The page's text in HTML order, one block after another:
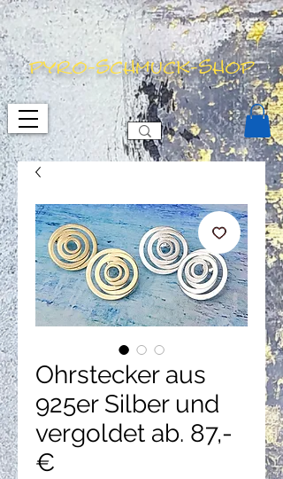
pyro-schmuck-shop
Ohrstecker aus
925er Silber und
vergoldet ab. 87,-
€